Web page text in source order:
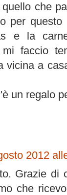
che
per
e la
faccio
vicina a
un regalo
2012
Grazie di
che